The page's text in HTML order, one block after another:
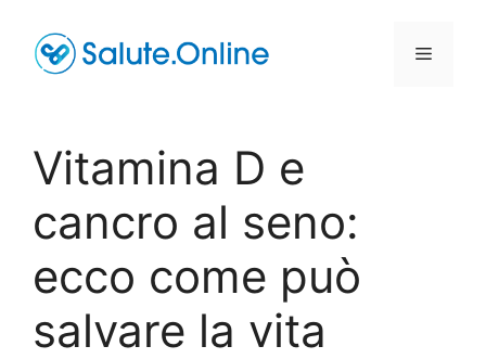
contenuto
Menu
Vitamina D e
cancro al seno:
ecco come può
salvare la vita